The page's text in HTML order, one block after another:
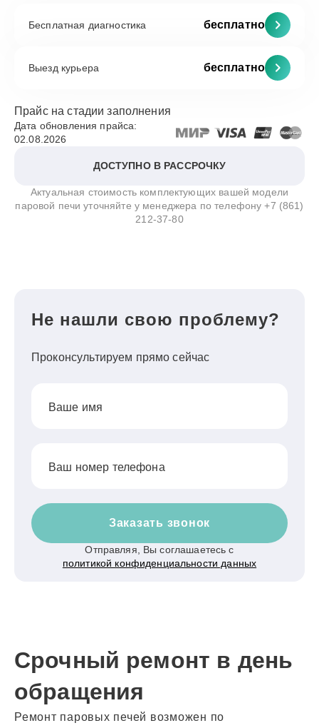
Бесплатная диагностика бесплатно
Выезд курьера бесплатно
Прайс на стадии заполнения
Дата обновления прайса:
02.08.2026
ДОСТУПНО В РАССРОЧКУ
Актуальная стоимость комплектующих вашей модели
паровой печи уточняйте у менеджера по телефону+7 (861)
212-37-80
Не нашли свою проблему?
Проконсультируем прямо сейчас
Ваше имя
Ваш номер телефона
Заказать звонок
Отправляя, Вы соглашаетесь с
политикой конфиденциальности данных
Срочный ремонт в день
обращения
Ремонт паровых печей возможен по